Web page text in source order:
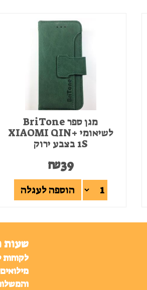
מגן ספר BriTone
לשיאומי +XIAOMI QIN
1S בצבע ירוק
₪39
הוספה לעגלה
שעות